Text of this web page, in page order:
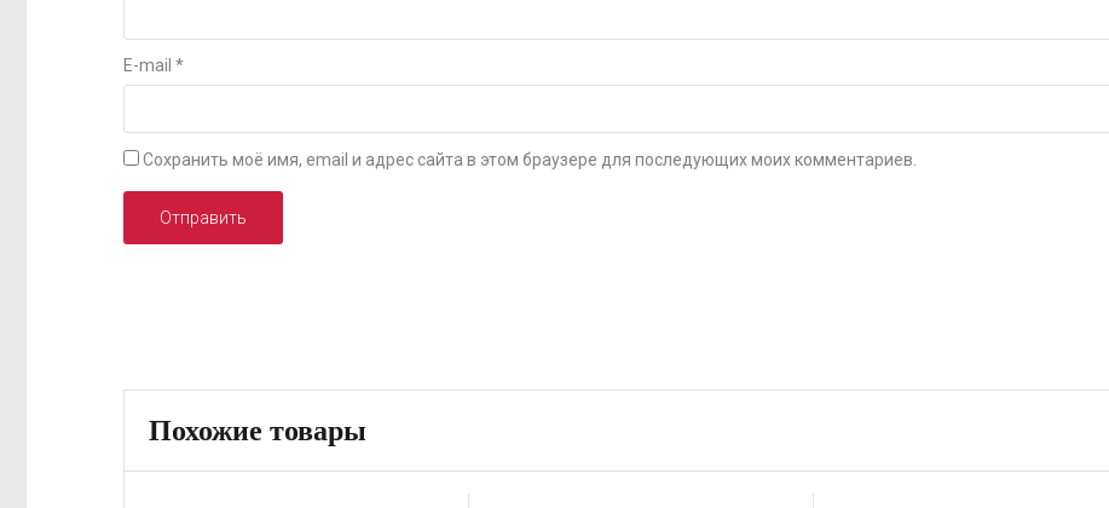
E-mail *
Сохранить моё имя, email и адрес сайта в этом браузере для последующих моих комментариев.
Похожие товары